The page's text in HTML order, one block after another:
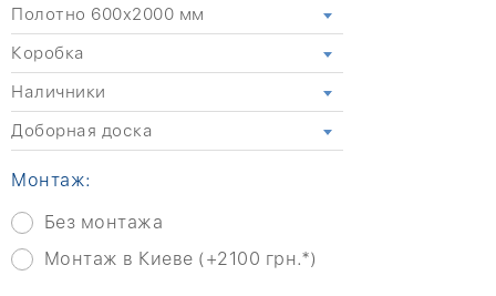
Полотно 600x2000 мм
Коробка
Наличники
Доборная доска
Монтаж:
Без монтажа
Монтаж в Киеве (+2100 грн.*)